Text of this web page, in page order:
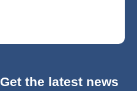
Get the latest news